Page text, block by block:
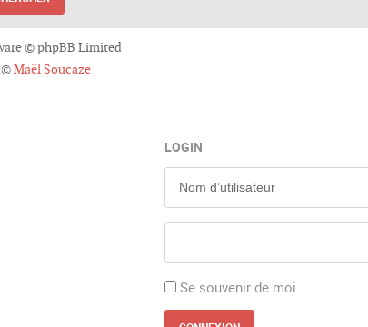
© phpBB Limited
Maël Soucaze
LOGIN
Se souvenir de moi